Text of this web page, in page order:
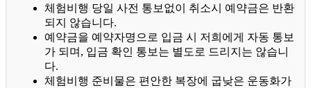
체험비행 당일 사전 통보없이 취소시 예약금은 반환
되지 않습니다.
예약금을 예약자명으로 입금 시 저희에게 자동 통보
가 되며, 입금 확인 통보는 별도로 드리지는 않습니
다.
체험비행 준비물은 편안한 복장에 굽낮은 운동화가